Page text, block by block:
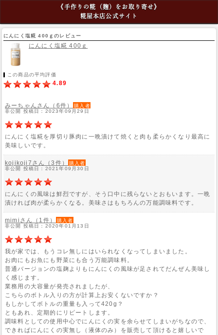
《手作りの糀（麹）をお取り寄せ》
糀屋本店公式サイト
にんにく塩糀 400ｇのレビュー
にんにく塩糀 400ｇ
この商品の平均評価
4.89
みーちゃんさん（6件）
購入者
非公開 投稿日：2023年09月29日
にんにく塩糀を厚切り豚肉に一晩漬けて焼くと肉も柔らかくなり最高に
美味しいです。
kojikoji7さん（3件）
購入者
非公開 投稿日：2021年09月30日
にんにくの風味は鮮烈ですが、そう口中に残らないとおもいます。一晩
漬ければ肉が柔らかくなる。美味さはもちろんの万能調味料です。
mimiさん（1件）
購入者
非公開 投稿日：2020年01月13日
我が家では、もうコレ無しにはいられなくなってしまいました。
お肉にもお魚にも野菜にも合う万能調味料。
普通バージョンの塩麹よりもにんにくの風味が足されてだんぜん美味し
く感じます。
業務用の大容量が発売されましたが、
こちらのボトル入りの方が計算上お安くないですか？
もしかしてボトルの重量も入って420g？
ともあれ、定期的にリピートします。
調味料としての使用中心でにんにくの実を余らせてしまいがちなので、
できればにんにくの実無し（液体のみ）を販売して頂けると嬉しいで